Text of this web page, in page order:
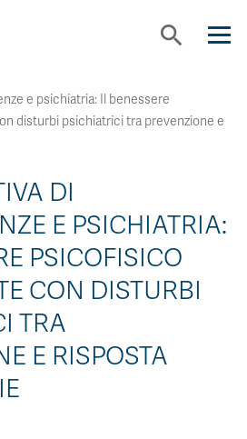
search
e psichiatria: Il benessere
disturbi psichiatrici tra prevenzione e
DI
E PSICHIATRIA:
PSICOFISICO
CON DISTURBI
TRA
E RISPOSTA